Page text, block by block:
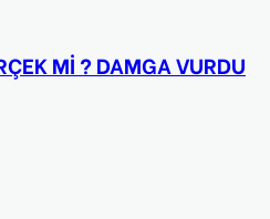
Mİ ? DAMGA VURDU